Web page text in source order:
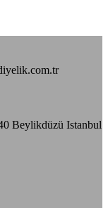
Beylikdüzü Istanbul